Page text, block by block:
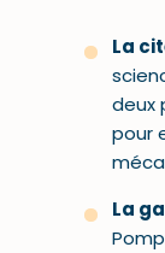
La
deux
pour
La